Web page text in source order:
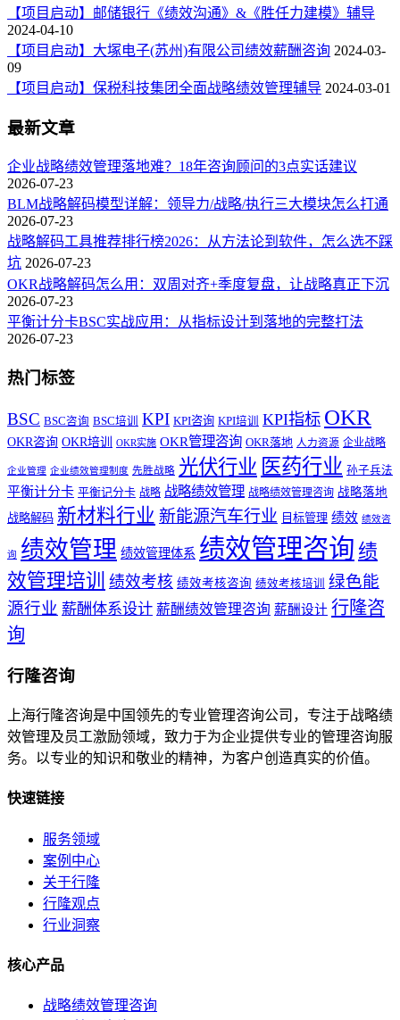
【项目启动】邮储银行《绩效沟通》&《胜任力建模》辅导
2024-04-10
【项目启动】大塚电子(苏州)有限公司绩效薪酬咨询 2024-03-
09
【项目启动】保税科技集团全面战略绩效管理辅导 2024-03-01
最新文章
企业战略绩效管理落地难？18年咨询顾问的3点实话建议
2026-07-23
BLM战略解码模型详解：领导力/战略/执行三大模块怎么打通
2026-07-23
战略解码工具推荐排行榜2026：从方法论到软件，怎么选不踩
坑 2026-07-23
OKR战略解码怎么用：双周对齐+季度复盘，让战略真正下沉
2026-07-23
平衡计分卡BSC实战应用：从指标设计到落地的完整打法
2026-07-23
热门标签
BSC BSC咨询 BSC培训 KPI KPI咨询 KPI培训 KPI指标 OKR
OKR咨询 OKR培训 OKR实施 OKR管理咨询 OKR落地 人力资源 企业战略
企业管理 企业绩效管理制度 先胜战略 光伏行业 医药行业 孙子兵法
平衡计分卡 平衡记分卡 战略 战略绩效管理 战略绩效管理咨询 战略落地
战略解码 新材料行业 新能源汽车行业 目标管理 绩效 绩效咨
询 绩效管理 绩效管理体系 绩效管理咨询 绩
效管理培训
绩效考核 绩效考核咨询 绩效考核培训
绿色能
源行业 薪酬体系设计 薪酬绩效管理咨询 薪酬设计 行隆咨
询
行隆咨询
上海行隆咨询是中国领先的专业管理咨询公司，专注于战略绩
效管理及员工激励领域，致力于为企业提供专业的管理咨询服
务。以专业的知识和敬业的精神，为客户创造真实的价值。
快速链接
服务领域
案例中心
关于行隆
行隆观点
行业洞察
核心产品
战略绩效管理咨询